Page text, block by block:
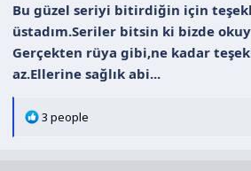
Bu güzel seriyi bitirdiğin için
üstadım.Seriler bitsin ki bizde
Gerçekten rüya gibi,ne kadar
az.Ellerine sağlık abi...
T
3 people